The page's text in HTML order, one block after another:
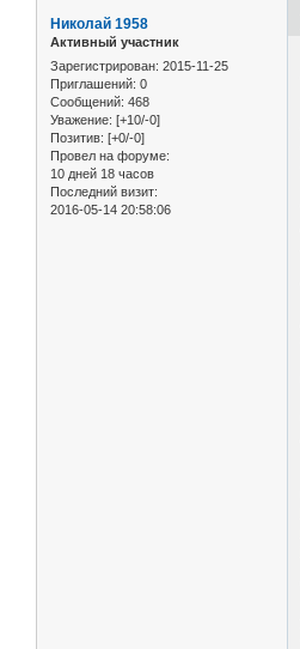
Николай 1958
Активный участник
Зарегистрирован: 2015-11-25
Приглашений: 0
Сообщений: 468
Уважение: [+10/-0]
Позитив: [+0/-0]
Провел на форуме:
10 дней 18 часов
Последний визит:
2016-05-14 20:58:06